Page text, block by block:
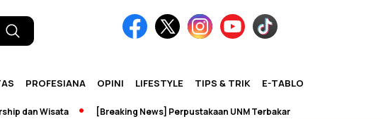
PROFESIANA OPINI LIFESTYLE TIPS & TRIK E-TABLOID
dan Wisata [Breaking News] Perpustakaan UNM Terbakar